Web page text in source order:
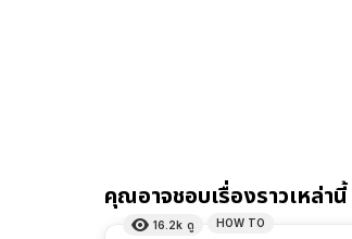
คุณอาจชอบเรื่องราวเหล่านี้
16.2k ดู HOW TO